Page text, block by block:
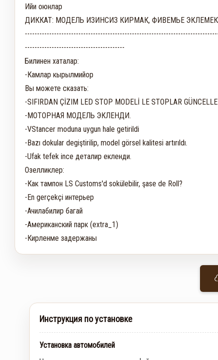
Ийи оюнлар
ДИККАТ: МОДЕЛЬ ИЗИНСИЗ КИРМАК, ФИВЕМЬЕ
-----------------------------------------
Билинен хаталар:
-Камлар кырылмийор
Вы можете сказать:
-SIFIRDAN ÇİZIM LED STOP MODELİ LE STOPLAR
-МОТОРНАЯ МОДЕЛЬ ЭКЛЕНДИ.
-VStancer moduna uygun hale getirildi
-Bazı dokular degiştirilip, model görsel kalitesi artırıldı.
-Ufak tefek ince деталир екленди.
Озелликлер:
-Как тампон LS Customs'd sokülebilir, şase de Roll?
-En gerçekçi интерьер
-Ачилабилир багай
-Американский парк (extra_1)
-Кирленме задержаны
Инструкция по установке
Установка автомобилей